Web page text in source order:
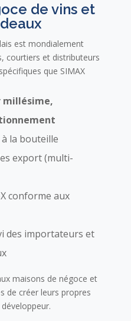
de vins et
est mondialement
courtiers et distributeurs
que SIMAX
millésime,
la bouteille
export (multi-
conforme aux
des importateurs et
maisons de négoce et
de créer leurs propres